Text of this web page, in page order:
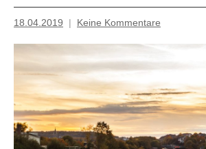
18.04.2019
Inge
Grau
Keine Kommentare